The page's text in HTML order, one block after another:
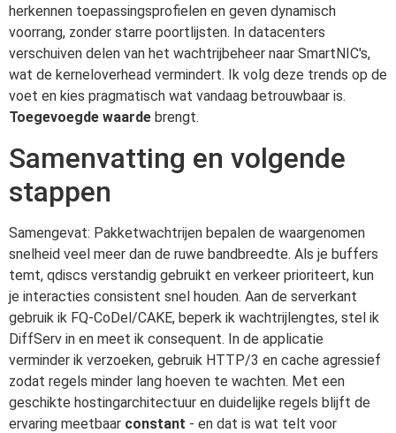
herkennen toepassingsprofielen en geven dynamisch
voorrang, zonder starre poortlijsten. In datacenters
verschuiven delen van het wachtrijbeheer naar SmartNIC's,
wat de kerneloverhead vermindert. Ik volg deze trends op de
voet en kies pragmatisch wat vandaag betrouwbaar is.
Toegevoegde waarde brengt.
Samenvatting en volgende
stappen
Samengevat: Pakketwachtrijen bepalen de waargenomen
snelheid veel meer dan de ruwe bandbreedte. Als je buffers
temt, qdiscs verstandig gebruikt en verkeer prioriteert, kun
je interacties consistent snel houden. Aan de serverkant
gebruik ik FQ-CoDel/CAKE, beperk ik wachtrijlengtes, stel ik
DiffServ in en meet ik consequent. In de applicatie
verminder ik verzoeken, gebruik HTTP/3 en cache agressief
zodat regels minder lang hoeven te wachten. Met een
geschikte hostingarchitectuur en duidelijke regels blijft de
ervaring meetbaar constant - en dat is wat telt voor